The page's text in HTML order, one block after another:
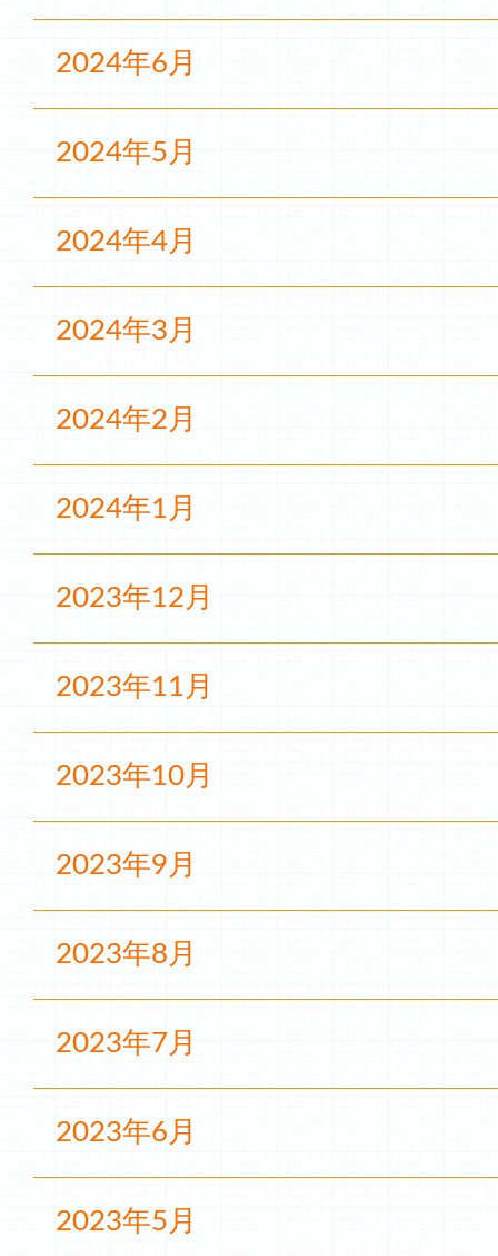
2024年6月
2024年5月
2024年4月
2024年3月
2024年2月
2024年1月
2023年12月
2023年11月
2023年10月
2023年9月
2023年8月
2023年7月
2023年6月
2023年5月